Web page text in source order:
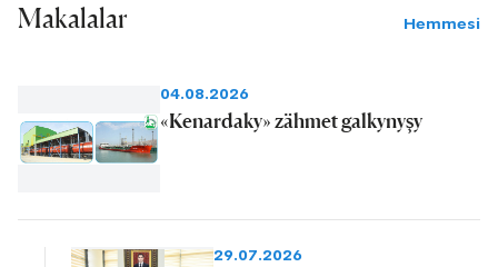
Makalalar Hemmesi
04.08.2026
«Kenardaky» zähmet galkynyşy
29.07.2026